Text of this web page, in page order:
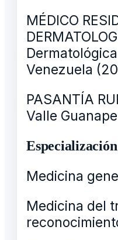
MÉDICO
Venezuela
PASANTÍA
Valle
Especialización
Medicina
Medicina del